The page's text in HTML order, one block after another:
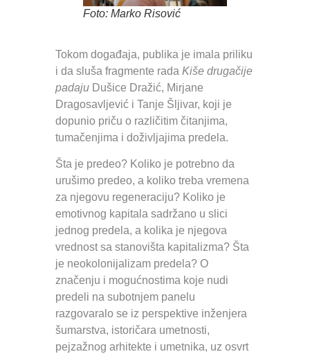
Foto: Marko Risović
Tokom događaja, publika je imala priliku
i da sluša fragmente rada Kiše drugačije
padaju Dušice Dražić, Mirjane
Dragosavljević i Tanje Šljivar, koji je
dopunio priču o različitim čitanjima,
tumačenjima i doživljajima predela.
Šta je predeo? Koliko je potrebno da
urušimo predeo, a koliko treba vremena
za njegovu regeneraciju? Koliko je
emotivnog kapitala sadržano u slici
jednog predela, a kolika je njegova
vrednost sa stanovišta kapitalizma? Šta
je neokolonijalizam predela? O
značenju i mogućnostima koje nudi
predeli na subotnjem panelu
razgovaralo se iz perspektive inženjera
šumarstva, istoričara umetnosti,
pejzažnog arhitekte i umetnika, uz osvrt